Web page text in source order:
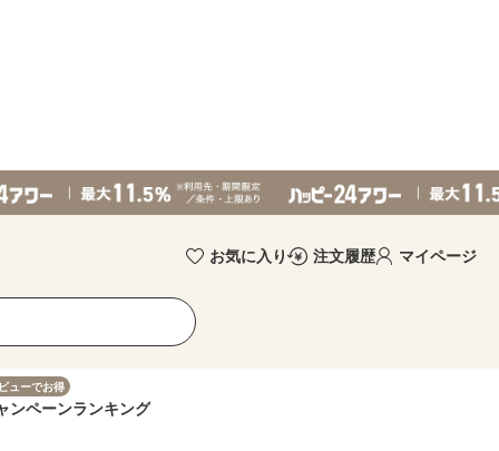
お気に入り 注文履歴 マイページ
ューでお得
ンペーンランキング